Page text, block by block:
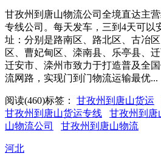
甘孜州到唐山物流公司全境直达主
专线公司。每天发车，三到4天可以
址：分别是路南区、路北区、古冶
区、曹妃甸区、滦南县、乐亭县、
迁安市、滦州市致力于打造普及全
流网路，实现门到门物流运输最优...
阅读(460)标签： 甘孜州到唐山货运
甘孜州到唐山货运专线
甘孜州到唐
山物流公司
甘孜州到唐山物流
河北